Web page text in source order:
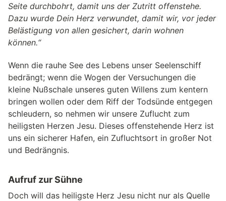
Seite durchbohrt, damit uns der Zutritt offenstehe.
Dazu wurde Dein Herz verwundet, damit wir, vor jeder
Belästigung von allen gesichert, darin wohnen
können.“
Wenn die rauhe See des Lebens unser Seelenschiff
bedrängt; wenn die Wogen der Versuchungen die
kleine Nußschale unseres guten Willens zum kentern
bringen wollen oder dem Riff der Todsünde entgegen
schleudern, so nehmen wir unsere Zuflucht zum
heiligsten Herzen Jesu. Dieses offenstehende Herz ist
uns ein sicherer Hafen, ein Zufluchtsort in großer Not
und Bedrängnis.
Aufruf zur Sühne
Doch will das heiligste Herz Jesu nicht nur als Quelle